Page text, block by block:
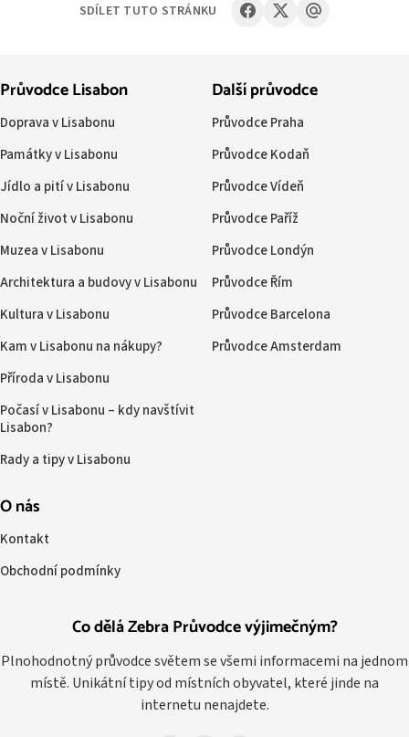
SDÍLET TUTO STRÁNKU
Co dělá Zebra Průvodce výjimečným?
Plnohodnotný průvodce světem se všemi informacemi na jednom
místě. Unikátní tipy od místních obyvatel, které jinde na
internetu nenajdete.
Průvodce Lisabon
Doprava v Lisabonu
Památky v Lisabonu
Jídlo a pití v Lisabonu
Noční život v Lisabonu
Muzea v Lisabonu
Architektura a budovy v Lisabonu
Kultura v Lisabonu
Kam v Lisabonu na nákupy?
Příroda v Lisabonu
Počasí v Lisabonu – kdy navštívit
Lisabon?
Rady a tipy v Lisabonu
Další průvodce
Průvodce Praha
Průvodce Kodaň
Průvodce Vídeň
Průvodce Paříž
Průvodce Londýn
Průvodce Řím
Průvodce Barcelona
Průvodce Amsterdam
O nás
Kontakt
Obchodní podmínky